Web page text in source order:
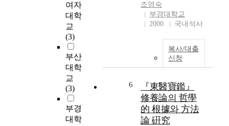
여자
대학
교
(3)
부산
대학
교
(3)
부경
대학
a
section of the "Garhe-
Gypram", one of the
most famous books
written by Jang-Saeng
Kim. The main reason
why "Garhe-Gypram"
object of the study is
because Jang-Saeng
Kim has established
the framework of
numerous theories
조영숙
부경대학교
2000
국내석사
복사/대출
신청
6
『東醫寶鑑』
修養論의 哲學
的 根據와 方法
論 硏究